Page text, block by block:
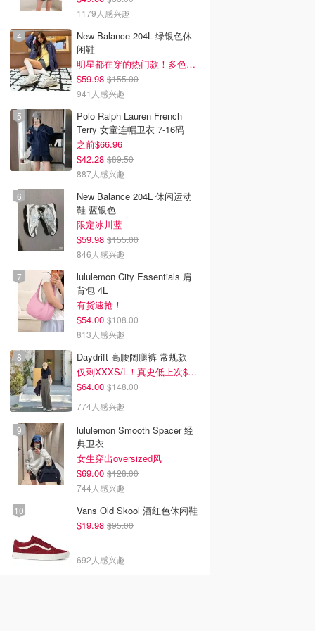
1179人感兴趣
New Balance 204L 绿银色休
闲鞋
明星都在穿的热门款！多色可选 3.8折
$59.98 $155.00
941人感兴趣
Polo Ralph Lauren French
Terry 女童连帽卫衣 7-16码
之前$66.96
$42.28 $89.50
887人感兴趣
New Balance 204L 休闲运动
鞋 蓝银色
限定冰川蓝
$59.98 $155.00
846人感兴趣
lululemon City Essentials 肩
背包 4L
有货速抢！
$54.00 $108.00
813人感兴趣
Daydrift 高腰阔腿裤 常规款
仅剩XXXS/L！真史低上次$114
$64.00 $148.00
774人感兴趣
lululemon Smooth Spacer 经
典卫衣
女生穿出oversized风
$69.00 $128.00
744人感兴趣
Vans Old Skool 酒红色休闲鞋
$19.98 $95.00
692人感兴趣